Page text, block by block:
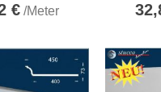
€ /Meter